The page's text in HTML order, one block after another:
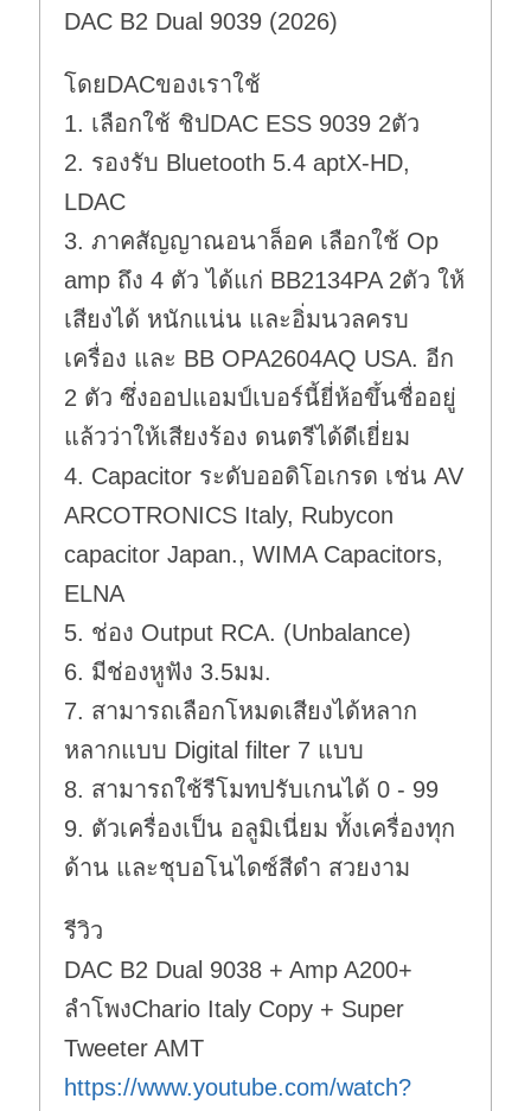
DAC B2 Dual 9039 (2026)
โดยDACของเราใช้
1. เลือกใช้ ชิปDAC ESS 9039 2ตัว
2. รองรับ Bluetooth 5.4 aptX-HD,
LDAC
3. ภาคสัญญาณอนาล็อค เลือกใช้ Op
amp ถึง 4 ตัว ได้แก่ BB2134PA 2ตัว ให้
เสียงได้ หนักแน่น และอิ่มนวลครบ
เครื่อง และ BB OPA2604AQ USA. อีก
2 ตัว ซึ่งออปแอมป์เบอร์นี้ยี่ห้อขึ้นชื่ออยู่
แล้วว่าให้เสียงร้อง ดนตรีได้ดีเยี่ยม
4. Capacitor ระดับออดิโอเกรด เช่น AV
ARCOTRONICS Italy, Rubycon
capacitor Japan., WIMA Capacitors,
ELNA
5. ช่อง Output RCA. (Unbalance)
6. มีช่องหูฟัง 3.5มม.
7. สามารถเลือกโหมดเสียงได้หลาก
หลากแบบ Digital filter 7 แบบ
8. สามารถใช้รีโมทปรับเกนได้ 0 - 99
9. ตัวเครื่องเป็น อลูมิเนี่ยม ทั้งเครื่องทุก
ด้าน และชุบอโนไดซ์สีดำ สวยงาม
รีวิว
DAC B2 Dual 9038 + Amp A200+
ลำโพงChario Italy Copy + Super
Tweeter AMT
https://www.youtube.com/watch?